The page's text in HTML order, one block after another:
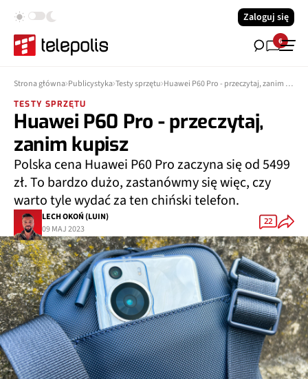
Zaloguj się
6
Strona główna Publicystyka Testy sprzętu Huawei P60 Pro - przeczytaj, zanim kupisz
TESTY SPRZĘTU
Huawei P60 Pro - przeczytaj,
zanim kupisz
Polska cena Huawei P60 Pro zaczyna się od 5499
zł. To bardzo dużo, zastanówmy się więc, czy
warto tyle wydać za ten chiński telefon.
LECH OKOŃ (LUIN)
09 MAJ 2023
22